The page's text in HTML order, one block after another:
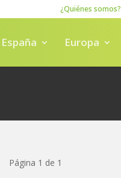
¿Quiénes somos?
España Europa
Página 1 de 1